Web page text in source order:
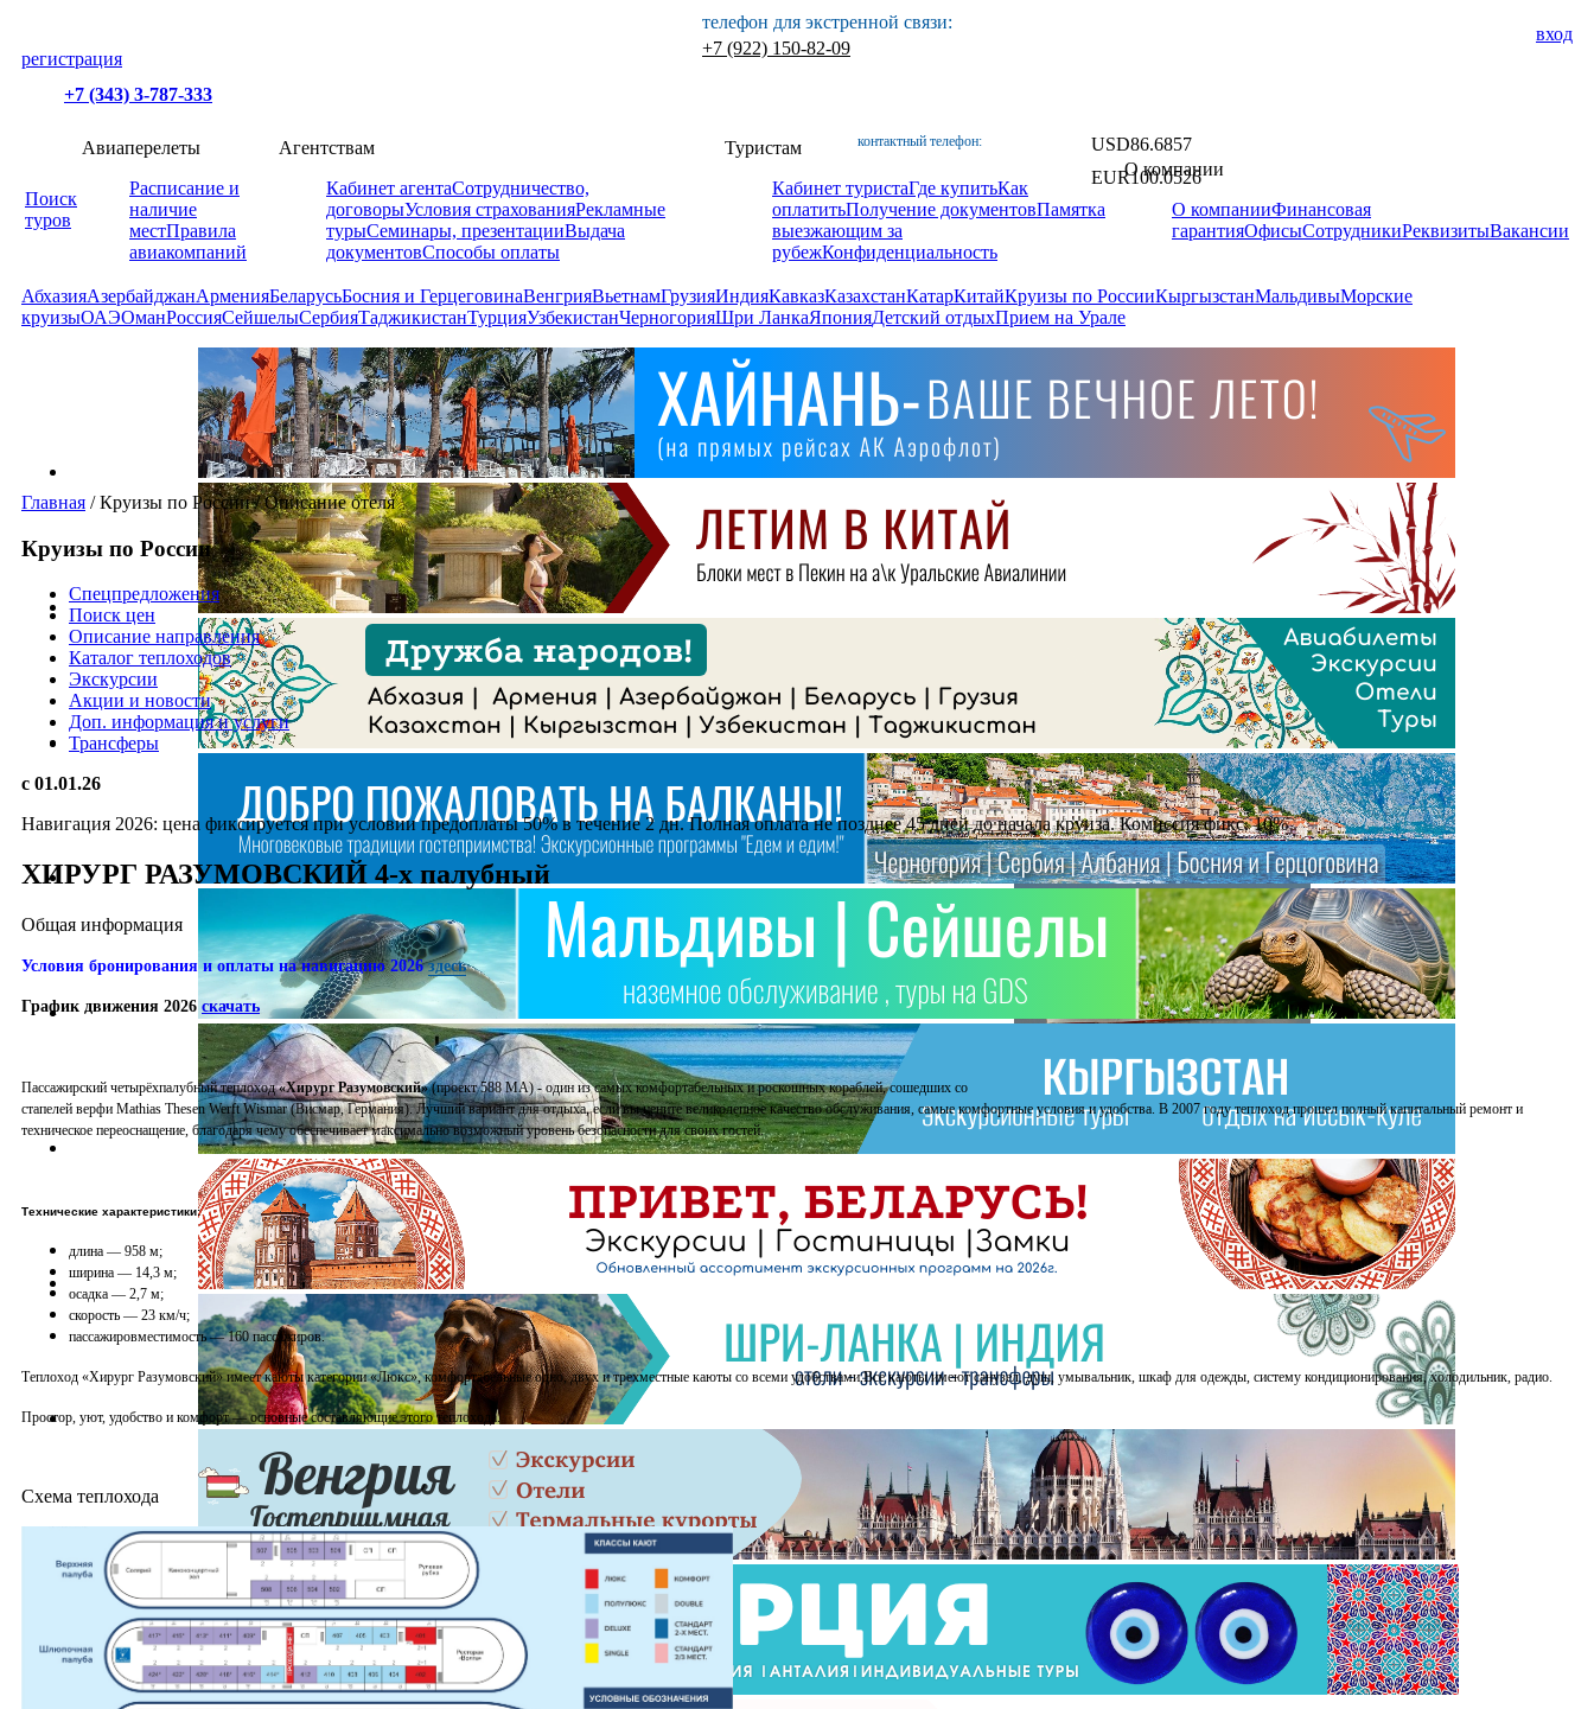
вход
регистрация
+7 (343) 3-787-333
телефон для экстренной связи:
+7 (922) 150-82-09
контактный телефон: USD86.6857
EUR100.0526
Поиск
туров
Авиаперелеты
Расписание и
наличие
местПравила
авиакомпаний
Агентствам
Кабинет агентаСотрудничество,
договорыУсловия страхованияРекламные
турыСеминары, презентацииВыдача
документовСпособы оплаты
Туристам
Кабинет туристаГде купитьКак
оплатитьПолучение документовПамятка
выезжающим за
рубежКонфиденциальность
О компании
О компанииФинансовая
гарантияОфисыСотрудникиРеквизитыВакансии
АбхазияАзербайджанАрменияБеларусьБосния и ГерцеговинаВенгрияВьетнамГрузияИндияКавказКазахстанКатарКитайКруизы по РоссииКыргызстанМальдивыМорские
круизыОАЭОманРоссияСейшелыСербияТаджикистанТурцияУзбекистанЧерногорияШри ЛанкаЯпонияДетский отдыхПрием на Урале
Главная /Круизы по России/Описание отеля
Круизы по России
Спецпредложения
Поиск цен
Описание направления
Каталог теплоходов
Экскурсии
Акции и новости
Доп. информация и услуги
Трансферы
с 01.01.26
Навигация 2026: цена фиксируется при условии предоплаты 50% в течение 2 дн. Полная оплата не позднее 45 дней до начала круиза. Комиссия фикс. 10%
ХИРУРГ РАЗУМОВСКИЙ 4-х палубный
Общая информация
Условия бронирования и оплаты на навигацию 2026 здесь
График движения 2026 скачать
Пассажирский четырёхпалубный теплоход«Хирург Разумовский»(проект 588 МА) - один из самых комфортабельных и роскошных кораблей, сошедших со
стапелей верфи Mathias Thesen Werft Wismar (Висмар, Германия). Лучший вариант для отдыха, если вы цените великолепное качество обслуживания, самые комфортные условия и удобства. В 2007 году теплоход прошел полный капитальный ремонт и
техническое переоснащение, благодаря чему обеспечивает максимально возможный уровень безопасности для своих гостей.
Технические характеристики:
длина — 958 м;
ширина — 14,3 м;
осадка — 2,7 м;
скорость — 23 км/ч;
пассажировместимость — 160 пассажиров.
Теплоход «Хирург Разумовский» имеет каюты категории «Люкс», комфортабельные одно, двух и трехместные каюты со всеми удобствами.Все каюты имеют санузел, душ, умывальник, шкаф для одежды, систему кондиционирования, холодильник, радио.
Простор, уют, удобство и комфорт — основные составляющие этого теплохода.
Схема теплохода